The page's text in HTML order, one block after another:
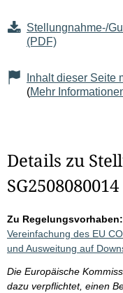
Seiteninhalt
Stellungnahme-/
(PDF)
Inhalt dieser Seite
(Mehr
Details zu
Zu Regelungsvorhaben:
Vereinfachung des EU
und Ausweitung auf
Die Europäische
dazu verpflichtet, einen